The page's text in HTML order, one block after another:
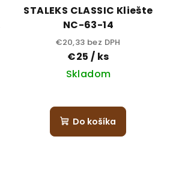
STALEKS CLASSIC Kliešte
NC-63-14
€20,33 bez DPH
€25 / ks
Skladom
Do košíka